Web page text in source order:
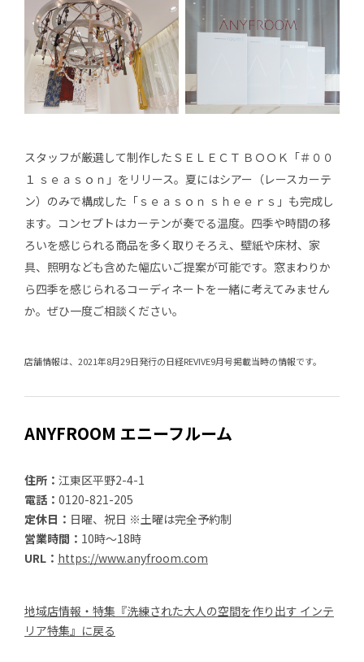
スタッフが厳選して制作したＳＥＬＥＣＴ ＢＯＯＫ「＃００
１ ｓｅａｓｏｎ」をリリース。夏にはシアー（レースカーテ
ン）のみで構成した「ｓｅａｓｏｎ ｓｈｅｅｒｓ」も完成し
ます。コンセプトはカーテンが奏でる温度。四季や時間の移
ろいを感じられる商品を多く取りそろえ、壁紙や床材、家
具、照明なども含めた幅広いご提案が可能です。窓まわりか
ら四季を感じられるコーディネートを一緒に考えてみません
か。ぜひ一度ご相談ください。
店舗情報は、2021年8月29日発行の日経REVIVE9月号掲載当時の情報です。
ANYFROOM エニーフルーム
住所： 江東区平野2-4-1
電話： 0120-821-205
定休日： 日曜、祝日 ※土曜は完全予約制
営業時間： 10時～18時
URL： https://www.anyfroom.com
地域店情報・特集『洗練された大人の空間を作り出す インテ
リア特集』に戻る